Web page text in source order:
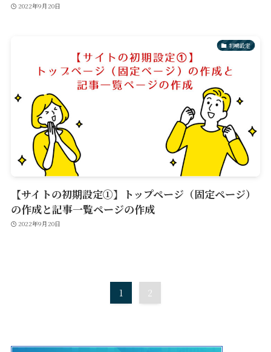
2022年9月20日
初期設定
【サイトの初期設定①】トップページ（固定ページ）
の作成と記事一覧ページの作成
2022年9月20日
1 2